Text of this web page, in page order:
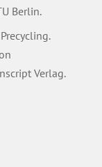
Berlin.
Verlag.